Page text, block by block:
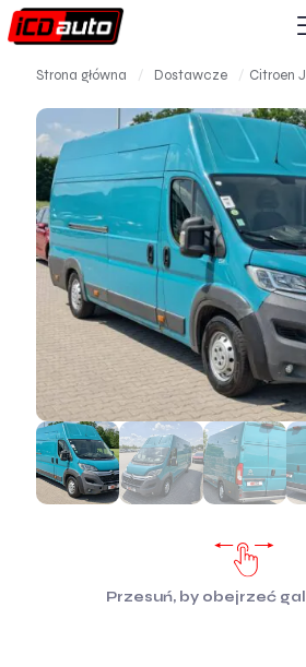
Strona główna / Dostawcze / Citroen
Przesuń, by obejrzeć